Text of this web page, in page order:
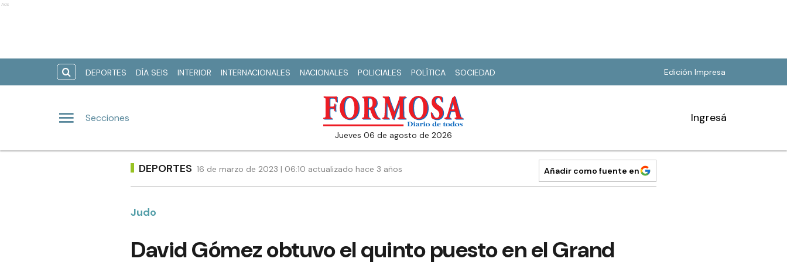
Ads
DEPORTES DÍA SEIS INTERIOR INTERNACIONALES NACIONALES POLICIALES POLÍTICA SOCIEDAD Edición Impresa
Secciones
jueves 06 de agosto de 2026
Ingresá
DEPORTES 16 de marzo de 2023 | 06:10 actualizado hace 3 años Añadir como fuente en
Judo
David Gómez obtuvo el quinto puesto en el Grand